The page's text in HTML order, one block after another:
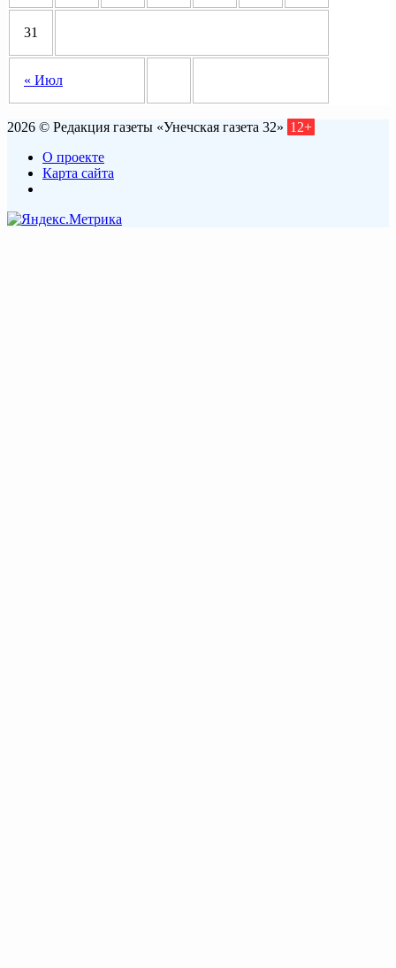
« Июл
31
2026 © Редакция газеты «Унечская газета 32» 12+
О проекте
Карта сайта